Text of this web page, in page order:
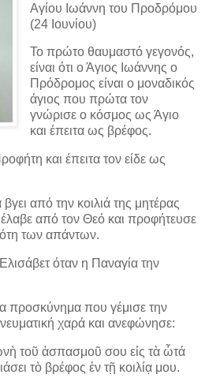
Αγίου Ιωάννη του Προδρόμου
(24 Ιουνίου)
Το πρώτο θαυμαστό γεγονός,
είναι ότι ο Άγιος Ιωάννης ο
Πρόδρομος είναι ο μοναδικός
άγιος που πρώτα τον
γνώρισε ο κόσμος ως Άγιο
και έπειτα ως βρέφος.
και έπειτα τον είδε ως
από την κοιλιά της μητέρας
από τον Θεό και προφήτευσε
των απάντων.
όταν η Παναγία την
προσκύνημα που γέμισε την
χαρά και ανεφώνησε:
τοῦ ἀσπασμοῦ σου εἰς τὰ ὦτά
τὸ βρέφος ἐν τῇ κοιλίᾳ μου.